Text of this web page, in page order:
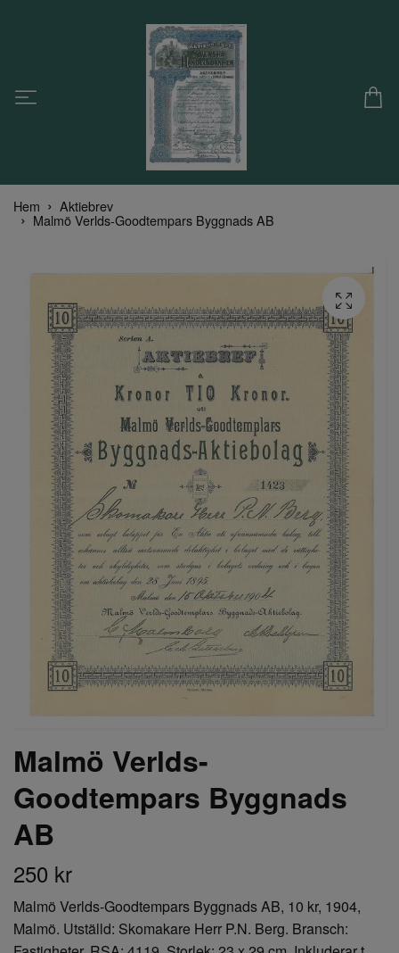
Hem Aktiebrev
Malmö Verlds-Goodtempars Byggnads AB
Malmö Verlds-
Goodtempars Byggnads
AB
250 kr
Malmö Verlds-Goodtempars Byggnads AB, 10 kr, 1904,
Malmö. Utställd: Skomakare Herr P.N. Berg. Bransch: